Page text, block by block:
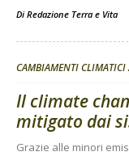
Di Redazione Terra e Vita
CAMBIAMENTI CLIMATICI
Il climate
mitigato dai
Grazie alle minori